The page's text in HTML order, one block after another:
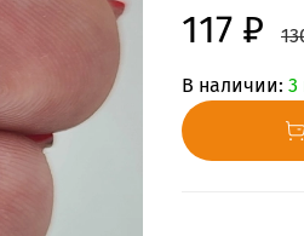
117 ₽
В наличии: 3